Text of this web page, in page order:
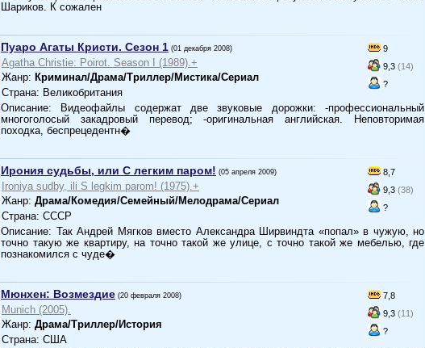
Шариков. К сожален
9
9,3 (14)
?
Пуаро Агаты Кристи. Сезон 1 (01 декабря 2008)
Agatha Christie: Poirot. Season I (1989).+
Жанр: Криминал/Драма/Триллер/Мистика/Сериал
Страна: Великобритания
Описание: Видеофайлы содержат две звуковые дорожки: -профессиональный
многоголосый закадровый перевод; -оригинальная английская. Неповторимая
походка, беспрецедентн�
8,7
9,3 (38)
?
Ирония судьбы, или С легким паром! (05 апреля 2009)
Ironiya sudby, ili S legkim parom! (1975).+
Жанр: Драма/Комедия/Семейный/Мелодрама/Сериал
Страна: СССР
Описание: Так Андрей Мягков вместо Александра Ширвиндта «попал» в чужую, но
точно такую же квартиру, на точно такой же улице, с точно такой же мебелью, где
познакомился с чуде�
7,8
9,3 (11)
?
Мюнхен: Возмездие (20 февраля 2008)
Munich (2005).
Жанр: Драма/Триллер/История
Страна: США